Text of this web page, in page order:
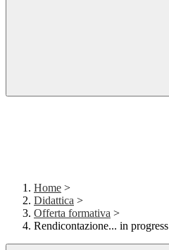
Home >
Didattica >
Offerta formativa >
Rendicontazione... in progress